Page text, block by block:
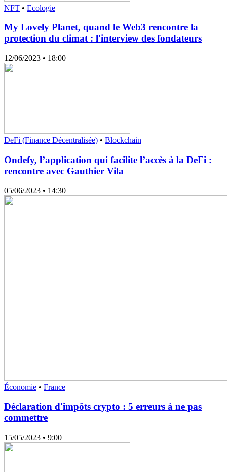
NFT • Ecologie
My Lovely Planet, quand le Web3 rencontre la
protection du climat : l'interview des fondateurs
12/06/2023 • 18:00
DeFi (Finance Décentralisée) • Blockchain
Ondefy, l’application qui facilite l’accès à la DeFi :
rencontre avec Gauthier Vila
05/06/2023 • 14:30
Économie • France
Déclaration d'impôts crypto : 5 erreurs à ne pas
commettre
15/05/2023 • 9:00